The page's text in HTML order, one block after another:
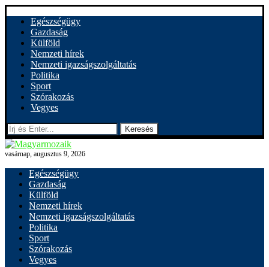
Egészségügy
Gazdaság
Külföld
Nemzeti hírek
Nemzeti igazságszolgáltatás
Politika
Sport
Szórakozás
Vegyes
Keresés
vasárnap, augusztus 9, 2026
Egészségügy
Gazdaság
Külföld
Nemzeti hírek
Nemzeti igazságszolgáltatás
Politika
Sport
Szórakozás
Vegyes